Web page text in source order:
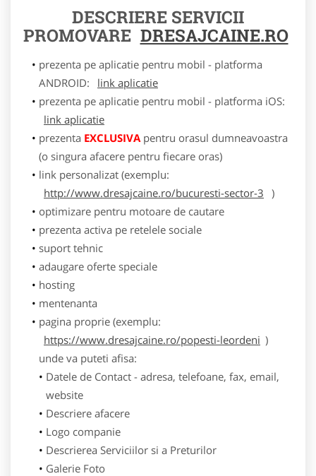
DESCRIERE SERVICII
PROMOVARE DRESAJCAINE.RO
prezenta pe aplicatie pentru mobil - platforma
ANDROID:
link aplicatie
prezenta pe aplicatie pentru mobil - platforma iOS:
link aplicatie
prezenta EXCLUSIVApentru orasul dumneavoastra
(o singura afacere pentru fiecare oras)
link personalizat (exemplu:
http://www.dresajcaine.ro/bucuresti-sector-3 )
optimizare pentru motoare de cautare
prezenta activa pe retelele sociale
suport tehnic
adaugare oferte speciale
hosting
mentenanta
pagina proprie (exemplu:
https://www.dresajcaine.ro/popesti-leordeni )
unde va puteti afisa:
Datele de Contact - adresa, telefoane, fax, email,
website
Descriere afacere
Logo companie
Descrierea Serviciilor si a Preturilor
Galerie Foto